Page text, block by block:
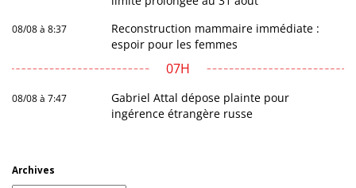
08/08 à 8:37
Reconstruction mammaire immédiate :
espoir pour les femmes
07H
08/08 à 7:47
Gabriel Attal dépose plainte pour
ingérence étrangère russe
Archives